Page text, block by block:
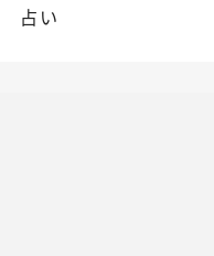
占い